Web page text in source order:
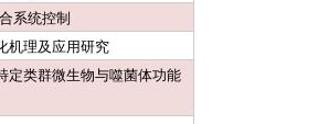
系统控制
机理及应用研究
定类群微生物与噬菌体功能